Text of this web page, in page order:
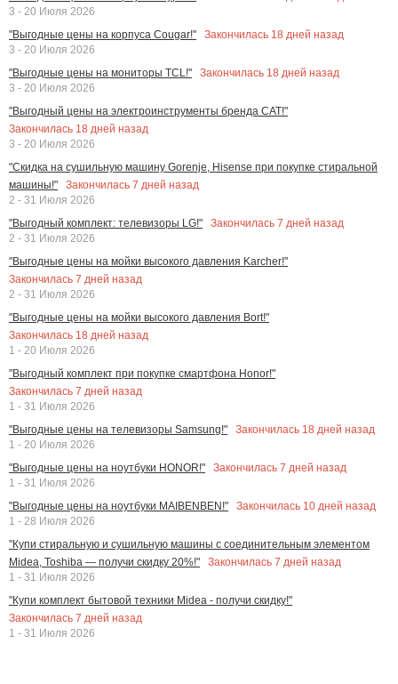
3 - 20 Июля 2026
"Выгодные цены на корпуса Cougar!"
Закончилась 18 дней назад
3 - 20 Июля 2026
"Выгодные цены на мониторы TCL!"
Закончилась 18 дней назад
3 - 20 Июля 2026
"Выгодный цены на электроинструменты бренда CAT!"
Закончилась 18 дней назад
3 - 20 Июля 2026
"Скидка на сушильную машину Gorenje, Hisense при покупке стиральной
машины!"
Закончилась 7 дней назад
2 - 31 Июля 2026
"Выгодный комплект: телевизоры LG!"
Закончилась 7 дней назад
2 - 31 Июля 2026
"Выгодные цены на мойки высокого давления Karcher!"
Закончилась 7 дней назад
2 - 31 Июля 2026
"Выгодные цены на мойки высокого давления Bort!"
Закончилась 18 дней назад
1 - 20 Июля 2026
"Выгодный комплект при покупке смартфона Honor!"
Закончилась 7 дней назад
1 - 31 Июля 2026
"Выгодные цены на телевизоры Samsung!"
Закончилась 18 дней назад
1 - 20 Июля 2026
"Выгодные цены на ноутбуки HONOR!"
Закончилась 7 дней назад
1 - 31 Июля 2026
"Выгодные цены на ноутбуки MAIBENBEN!"
Закончилась 10 дней назад
1 - 28 Июля 2026
"Купи стиральную и сушильную машины с соединительным элементом
Midea, Toshiba — получи скидку 20%!"
Закончилась 7 дней назад
1 - 31 Июля 2026
"Купи комплект бытовой техники Midea - получи скидку!"
Закончилась 7 дней назад
1 - 31 Июля 2026